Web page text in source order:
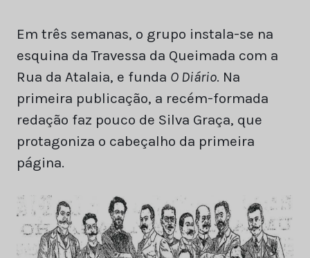
Em três semanas, o grupo instala-se na
esquina da Travessa da Queimada com a
Rua da Atalaia, e funda O Diário. Na
primeira publicação, a recém-formada
redação faz pouco de Silva Graça, que
protagoniza o cabeçalho da primeira
página.